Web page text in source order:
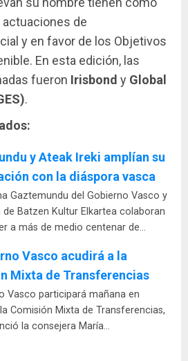
de
y en favor de los Objetivos
En esta edición, las
fueron Irisbond y Global
.
y Ateak Ireki amplían su
con la diáspora vasca
Gaztemundu del Gobierno Vasco y
de Batzen Kultur Elkartea colaboran
a más de medio centenar de…
Vasco acudirá a la
Mixta de Transferencias
Vasco participará mañana en
Comisión Mixta de Transferencias,
la consejera María…